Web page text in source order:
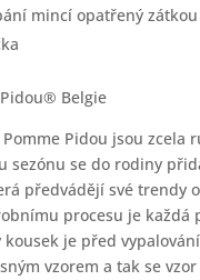
mincí opatřený zátkou
Belgie
Pidou jsou zcela
sezónu se do rodiny
předvádějí své trendy
procesu je každá
kousek je před
vzorem a tak se